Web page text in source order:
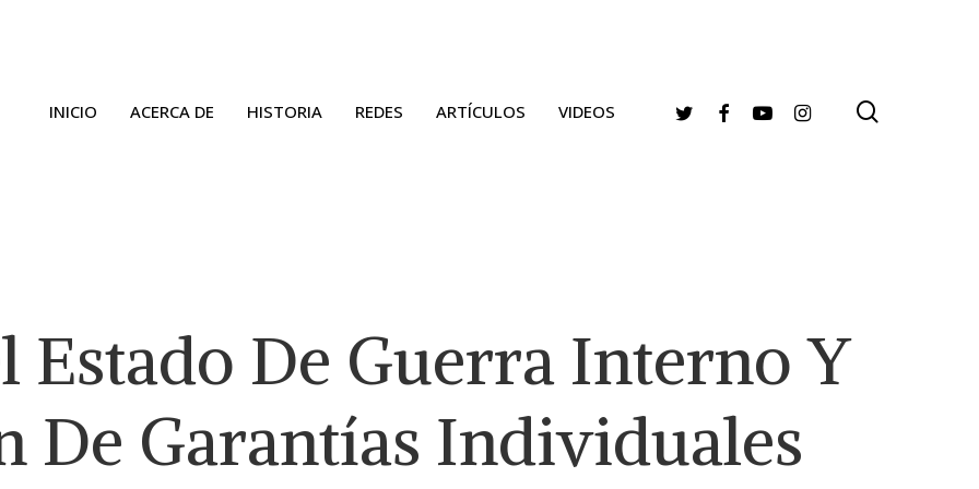
INICIO ACERCA DE HISTORIA REDES ARTÍCULOS VIDEOS TWITTERFACEBOOKYOUTUBEINSTAGRAM
Estado De Guerra Interno Y
De Garantías Individuales